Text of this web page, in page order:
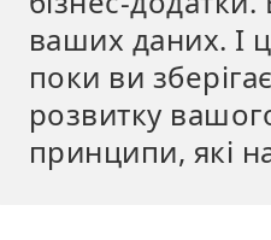
ваших даних. І
поки ви
розвитку
принципи, які